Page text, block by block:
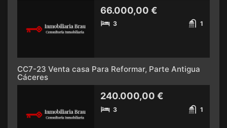
66.000,00 €
3 1
CC7-23 Venta casa Para Reformar, Parte Antigua
Cáceres
240.000,00 €
3 1